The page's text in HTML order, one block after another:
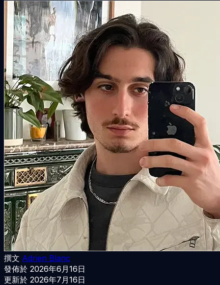
撰文 Adrien Blanc
發佈於 2026年6月16日
更新於 2026年7月16日